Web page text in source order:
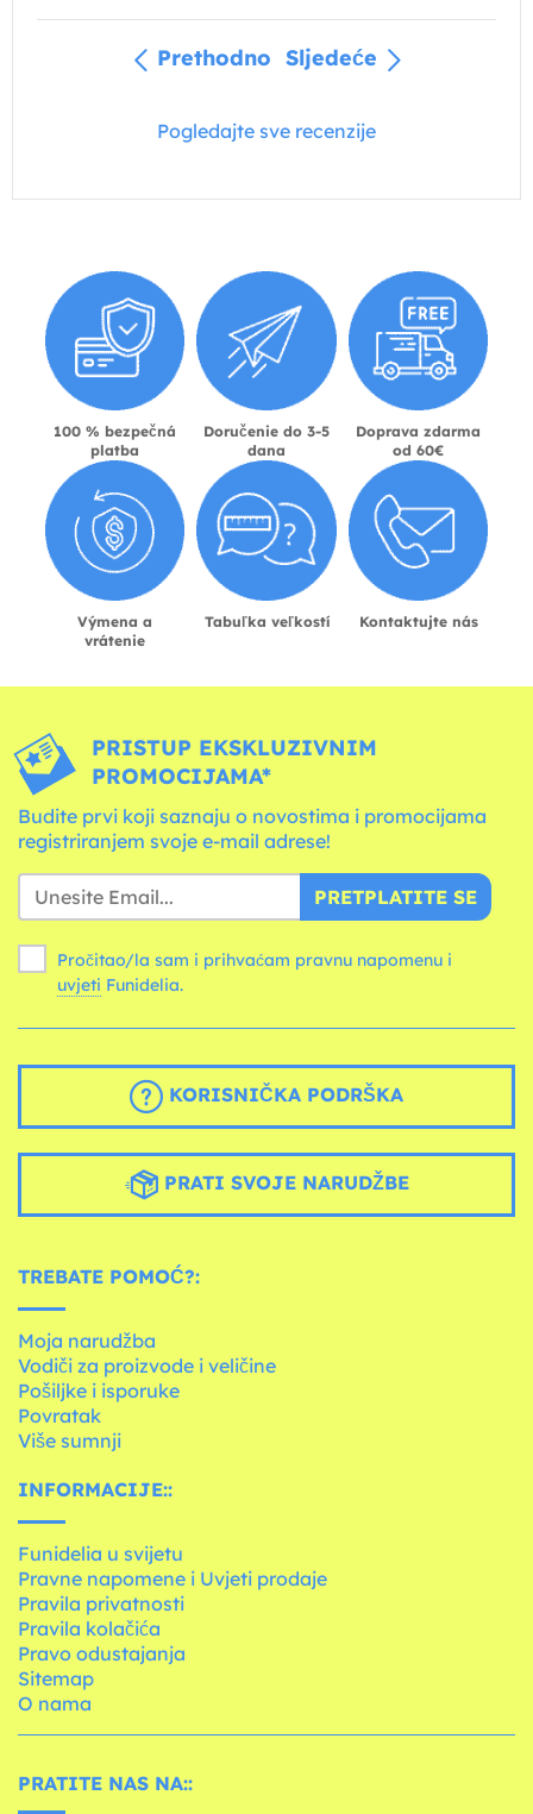
Prethodno Sljedeće
Pogledajte sve recenzije
100 % bezpečná
platba
Doručenie do 3-5
dana
Doprava zdarma
od 60€
Výmena a
vrátenie
Tabuľka veľkostí Kontaktujte nás
PRISTUP EKSKLUZIVNIM
PROMOCIJAMA*
Budite prvi koji saznaju o novostima i promocijama
registriranjem svoje e-mail adrese!
PRETPLATITE SE
Pročitao/la sam i prihvaćam pravnu napomenu i
uvjeti Funidelia.
KORISNIČKA PODRŠKA
PRATI SVOJE NARUDŽBE
TREBATE POMOĆ?:
Moja narudžba
Vodiči za proizvode i veličine
Pošiljke i isporuke
Povratak
Više sumnji
INFORMACIJE::
Funidelia u svijetu
Pravne napomene i Uvjeti prodaje
Pravila privatnosti
Pravila kolačića
Pravo odustajanja
Sitemap
O nama
PRATITE NAS NA::